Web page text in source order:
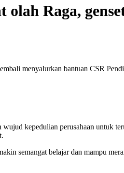
Raga,
menyalurkan bantuan CSR
kepedulian perusahaan untuk
semangat belajar dan mampu